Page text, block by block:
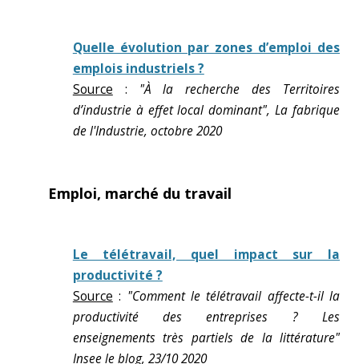
Quelle évolution par zones d’emploi des
emplois industriels ?
Source : "À la recherche des Territoires
d’industrie à effet local dominant", La fabrique
de l'Industrie, octobre 2020
Emploi, marché du travail
Le télétravail, quel impact sur la
productivité ?
Source : "Comment le télétravail affecte-t-il la
productivité des entreprises ? Les
enseignements très partiels de la littérature"
Insee le blog, 23/10 2020